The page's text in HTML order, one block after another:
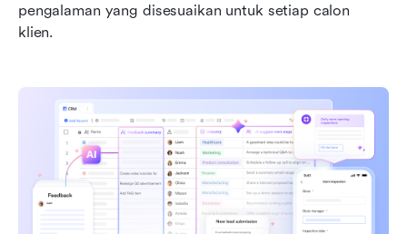
pengalaman yang disesuaikan untuk setiap calon
klien.